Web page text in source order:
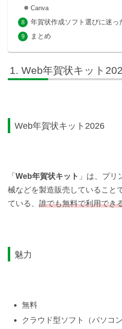
Canva
年賀状作成ソフト選びに迷っ
まとめ
Web年賀状キット
Web年賀状キット2026
「 Web年賀状キット 」は、プリ
械などを製造販売していること
ている、 誰でも無料で利用でき
魅力
無料
クラウド型ソフト（パソコ